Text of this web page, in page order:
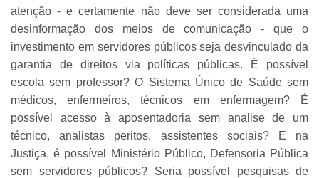
atenção - e certamente não deve ser considerada uma
desinformação dos meios de comunicação - que o
investimento em servidores públicos seja desvinculado da
garantia de direitos via políticas públicas. É possível
escola sem professor? O Sistema Único de Saúde sem
médicos, enfermeiros, técnicos em enfermagem? É
possível acesso à aposentadoria sem analise de um
técnico, analistas peritos, assistentes sociais? E na
Justiça, é possível Ministério Público, Defensoria Pública
sem servidores públicos? Seria possível pesquisas de